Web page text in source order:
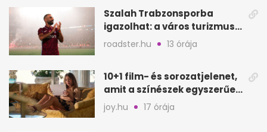
Szalah Trabzonsporba
igazolhat: a város turizmusa
is rákapcsolhat
roadster.hu 13 órája
10+1 film- és sorozatjelenet,
amit a színészek egyszerűen
visszautasítottak
joy.hu 17 órája